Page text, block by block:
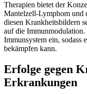
Therapien bietet der
Mantelzell-Lymphom und
diesen Krankheitsbildern
auf die
Immunsystem ein, sodass
bekämpfen kann.
Erfolge gegen
Erkrankungen